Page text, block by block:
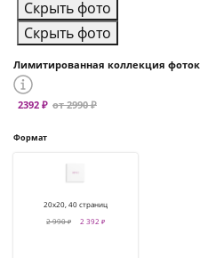
Скрыть фото
Скрыть фото
Лимитированная коллекция
2392 ₽ от 2990 ₽
Формат
20х20, 40 страниц
2 990 ₽
2 392 ₽